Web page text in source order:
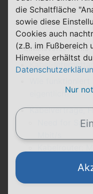
Inhaltsverzeichnis
Kabel-
eigentlich?
Kabelverträge,
Need for
Was ist besser:
die Schaltfläche
sowie diese
Cookies auch
(z.B. im Fußbereich
Hinweise erhältst
Nur